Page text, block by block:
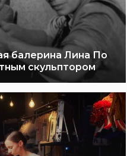
балерина Лина По
скульптором